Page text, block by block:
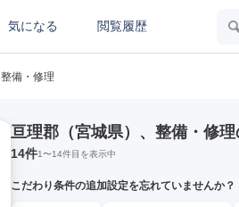
気になる 閲覧履歴
整備・修理
亘理郡（宮城県）、整備・修
14件1〜14件目を表示中
こだわり条件の追加設定を忘れていませんか？